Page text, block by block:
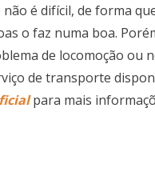
é difícil, de forma
o faz numa boa.
de locomoção ou
de transporte
para mais